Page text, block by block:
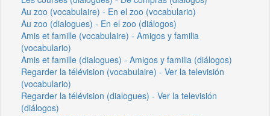
Au zoo (vocabulaire) - En el zoo (vocabulario)
Au zoo (dialogues) - En el zoo (diálogos)
Amis et famille (vocabulaire) - Amigos y familia
(vocabulario)
Amis et famille (dialogues) - Amigos y familia (diálogos)
Regarder la télévision (vocabulaire) - Ver la televisión
(vocabulario)
Regarder la télévision (dialogues) - Ver la televisión
(diálogos)